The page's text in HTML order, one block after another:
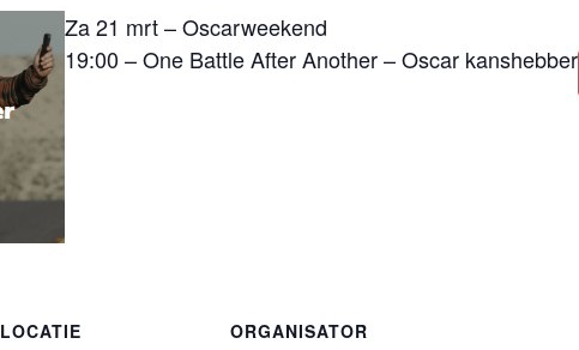
Za 21 mrt – Oscarweekend
19:00 – One Battle After Another – Oscar kanshebber
LOCATIE
ORGANISATOR